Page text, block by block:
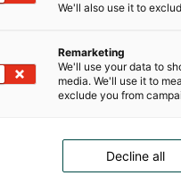
We'll also use it to
Remarketing
We'll use your data to
media. We'll use it to
exclude you from
Decline all